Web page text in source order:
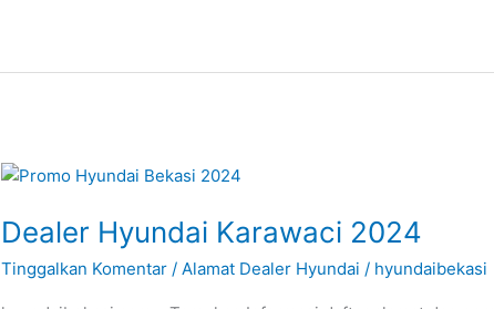
Dealer Hyundai Karawaci 2024
Tinggalkan Komentar / Alamat Dealer Hyundai / hyundaibekasi
Dealer
Karawaci